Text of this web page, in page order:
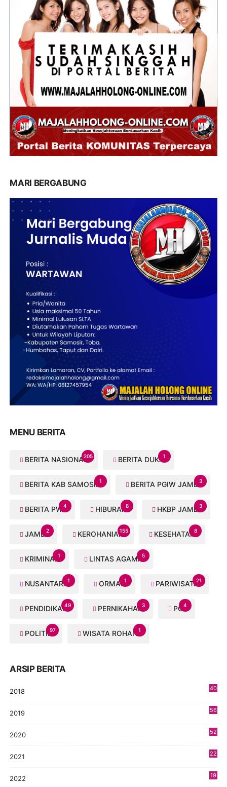
MARI BERGABUNG
MENU BERITA
BERITA NASIONAL205 BERITA DUKA1
BERITA KAB SAMOSIR1 BERITA PGIW JAMBI3
BERITA PWI4 HIBURAN8 HKBP JAMBI3
JAMBI2 KEROHANIAN155 KESEHATAN8
KRIMINAL1 LINTAS AGAMA5
NUSANTARA1 ORMAS1 PARIWISATA21
PENDIDIKAN49 PERNIKAHAN3 PGI4
POLITIK97 WISATA ROHANI1
ARSIP BERITA
2018
40
2019
56
2020
52
2021
22
2022
19